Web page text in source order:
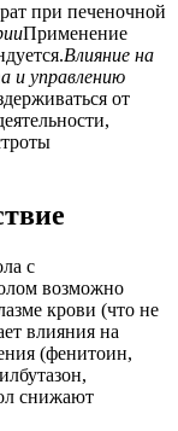
при печеночной
Применение
Влияние на
и управлению
от
с
возможно
крови (что не
влияния на
(фенитоин,
снижают